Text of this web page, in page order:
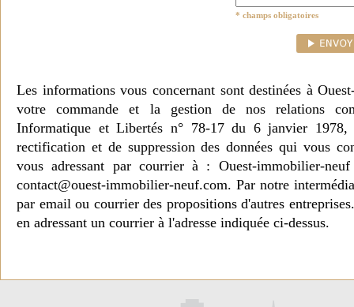
* champs obligatoires
Les informations vous concernant sont destinées à
votre commande et la gestion de nos relations
Informatique et Libertés n° 78-17 du 6 janvier 1978,
rectification et de suppression des données qui vous
vous adressant par courrier à : Ouest-immobilier-
contact@ouest-immobilier-neuf.com. Par notre
par email ou courrier des propositions d'autres
en adressant un courrier à l'adresse indiquée ci-dessus.